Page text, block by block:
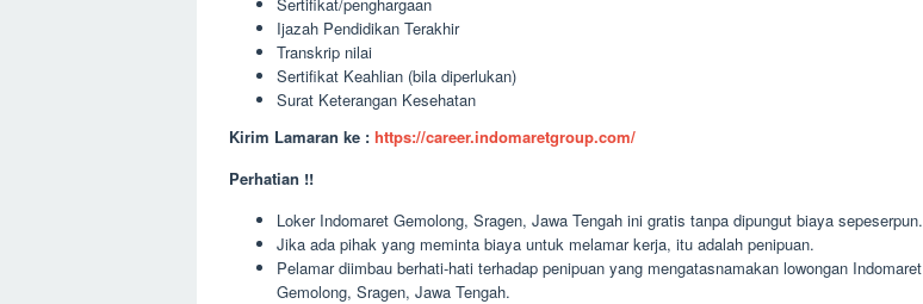
Ijazah Pendidikan Terakhir
Transkrip nilai
Sertifikat Keahlian (bila diperlukan)
Surat Keterangan Kesehatan
Kirim Lamaran ke : https://career.indomaretgroup.com/
Perhatian !!
Loker Indomaret Gemolong, Sragen, Jawa Tengah ini gratis tanpa dipungut biaya sepeserpun.
Jika ada pihak yang meminta biaya untuk melamar kerja, itu adalah penipuan.
Pelamar diimbau berhati-hati terhadap penipuan yang mengatasnamakan lowongan Indomaret
Gemolong, Sragen, Jawa Tengah.